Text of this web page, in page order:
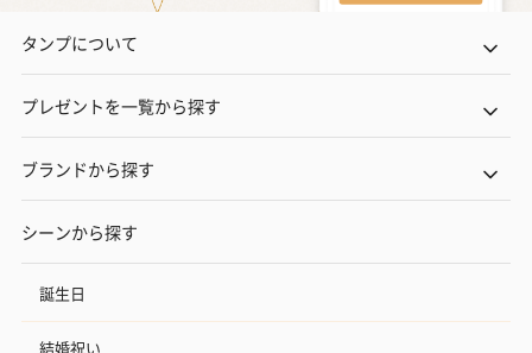
タンプについて
プレゼントを一覧から探す
ブランドから探す
シーンから探す
誕生日
結婚祝い